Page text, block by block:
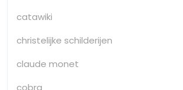
catawiki
christelijke schilderijen
claude monet
cobra